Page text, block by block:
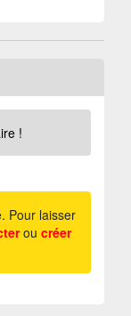
!
Pour laisser
ou créer